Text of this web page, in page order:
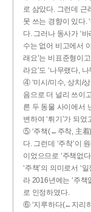
로 삼았다. 그런데 근
못 쓰는 경향이 있다.
다. 그러나 동사가 ‘
수는 없어 비고에서
래요’는 비표준형이
라요’도 ‘나무랬다,
④ ‘미시/미수, 상치/상
음으로 더 널리 쓰이
른 두 동물 사이에서
변하여 ‘튀기’가 되
⑤ ‘주책(←주착, 主着
다. 그런데 ‘주착’이
이었으므로 ‘주책없
‘주책’의 의미로서 ‘
라 2016년에는 ‘주책
로 인정하였다.
⑥ ‘지루하다(←지리